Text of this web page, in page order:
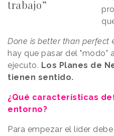
trabajo”
Done is better than perfect
hay que pasar del "modo"
ejecuto. Los Planes de
tienen sentido.
¿Qué características
entorno?
Para empezar el líder debe